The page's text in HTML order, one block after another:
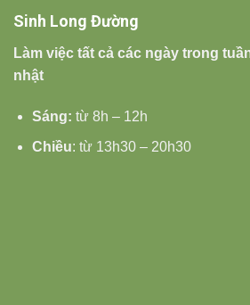
Sinh Long Đường
Làm việc tất cả các ngày trong
nhật
Sáng: từ 8h – 12h
Chiều: từ 13h30 – 20h30